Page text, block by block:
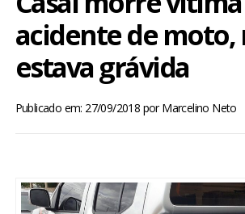
POMBAL E REGIÃO
BRASIL
acidente de
estava grávida
Publicado em: 27/09/2018 porMarcelino Neto